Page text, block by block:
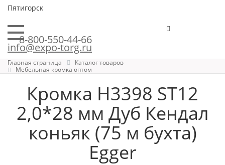
Пятигорск
8-800-550-44-66
info@expo-torg.ru
Главная страница
Каталог товаров
Мебельная кромка оптом
Кромка H3398 ST12
2,0*28 мм Дуб Кендал
коньяк (75 м бухта)
Egger